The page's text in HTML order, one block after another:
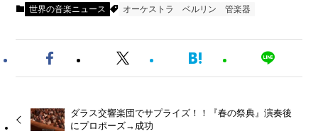
世界の音楽ニュース オーケストラ ベルリン 管楽器
ダラス交響楽団でサプライズ！！『春の祭典』演奏後
にプロポーズ→成功